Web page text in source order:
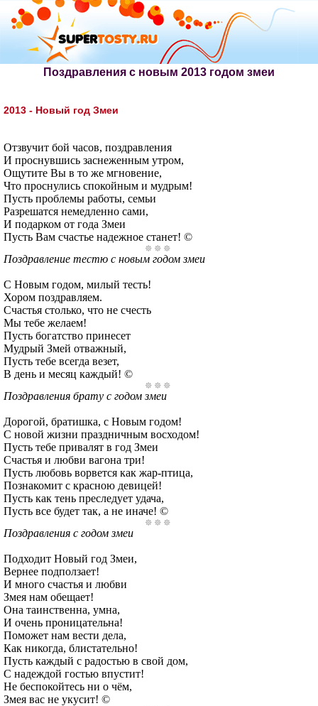
Поздравления с новым 2013 годом змеи
2013 - Новый год Змеи
Отзвучит бой часов, поздравления
И проснувшись заснеженным утром,
Ощутите Вы в то же мгновение,
Что проснулись спокойным и мудрым!
Пусть проблемы работы, семьи
Разрешатся немедленно сами,
И подарком от года Змеи
Пусть Вам счастье надежное станет! ©
Поздравление тестю с новым годом змеи
С Новым годом, милый тесть!
Хором поздравляем.
Счастья столько, что не счесть
Мы тебе желаем!
Пусть богатство принесет
Мудрый Змей отважный,
Пусть тебе всегда везет,
В день и месяц каждый! ©
Поздравления брату с годом змеи
Дорогой, братишка, с Новым годом!
С новой жизни праздничным восходом!
Пусть тебе привалят в год Змеи
Счастья и любви вагона три!
Пусть любовь ворвется как жар-птица,
Познакомит с красною девицей!
Пусть как тень преследует удача,
Пусть все будет так, а не иначе! ©
Поздравления с годом змеи
Подходит Новый год Змеи,
Вернее подползает!
И много счастья и любви
Змея нам обещает!
Она таинственна, умна,
И очень проницательна!
Поможет нам вести дела,
Как никогда, блистательно!
Пусть каждый с радостью в свой дом,
С надеждой гостью впустит!
Не беспокойтесь ни о чём,
Змея вас не укусит! ©